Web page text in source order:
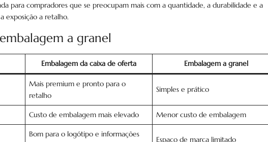
para compradores que se preocupam mais com a quantidade, a durabilidade e a
exposição a retalho.
a granel
Embalagem da caixa de oferta Embalagem a granel
Mais premium e pronto para o
retalho
Simples e prático
Custo de embalagem mais elevado Menor custo de embalagem
Bom para o logótipo e informações
Espaço de marca limitado